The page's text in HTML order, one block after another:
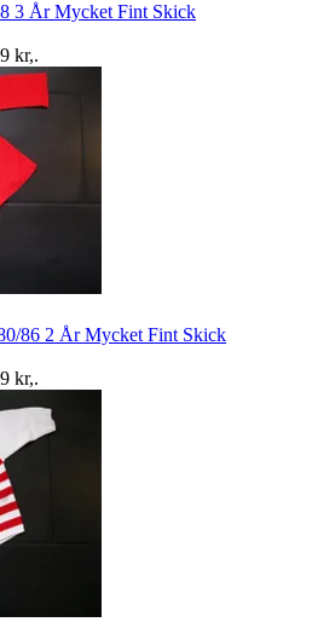
3 År Mycket Fint Skick
kr,.
86 2 År Mycket Fint Skick
kr,.